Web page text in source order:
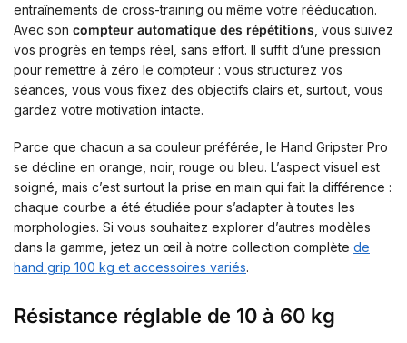
entraînements de cross-training ou même votre rééducation.
Avec son compteur automatique des répétitions , vous suivez
vos progrès en temps réel, sans effort. Il suffit d’une pression
pour remettre à zéro le compteur : vous structurez vos
séances, vous vous fixez des objectifs clairs et, surtout, vous
gardez votre motivation intacte.
Parce que chacun a sa couleur préférée, le Hand Gripster Pro
se décline en orange, noir, rouge ou bleu. L’aspect visuel est
soigné, mais c’est surtout la prise en main qui fait la différence :
chaque courbe a été étudiée pour s’adapter à toutes les
morphologies. Si vous souhaitez explorer d’autres modèles
dans la gamme, jetez un œil à notre collection complète de
hand grip 100 kg et accessoires variés.
Résistance réglable de 10 à 60 kg